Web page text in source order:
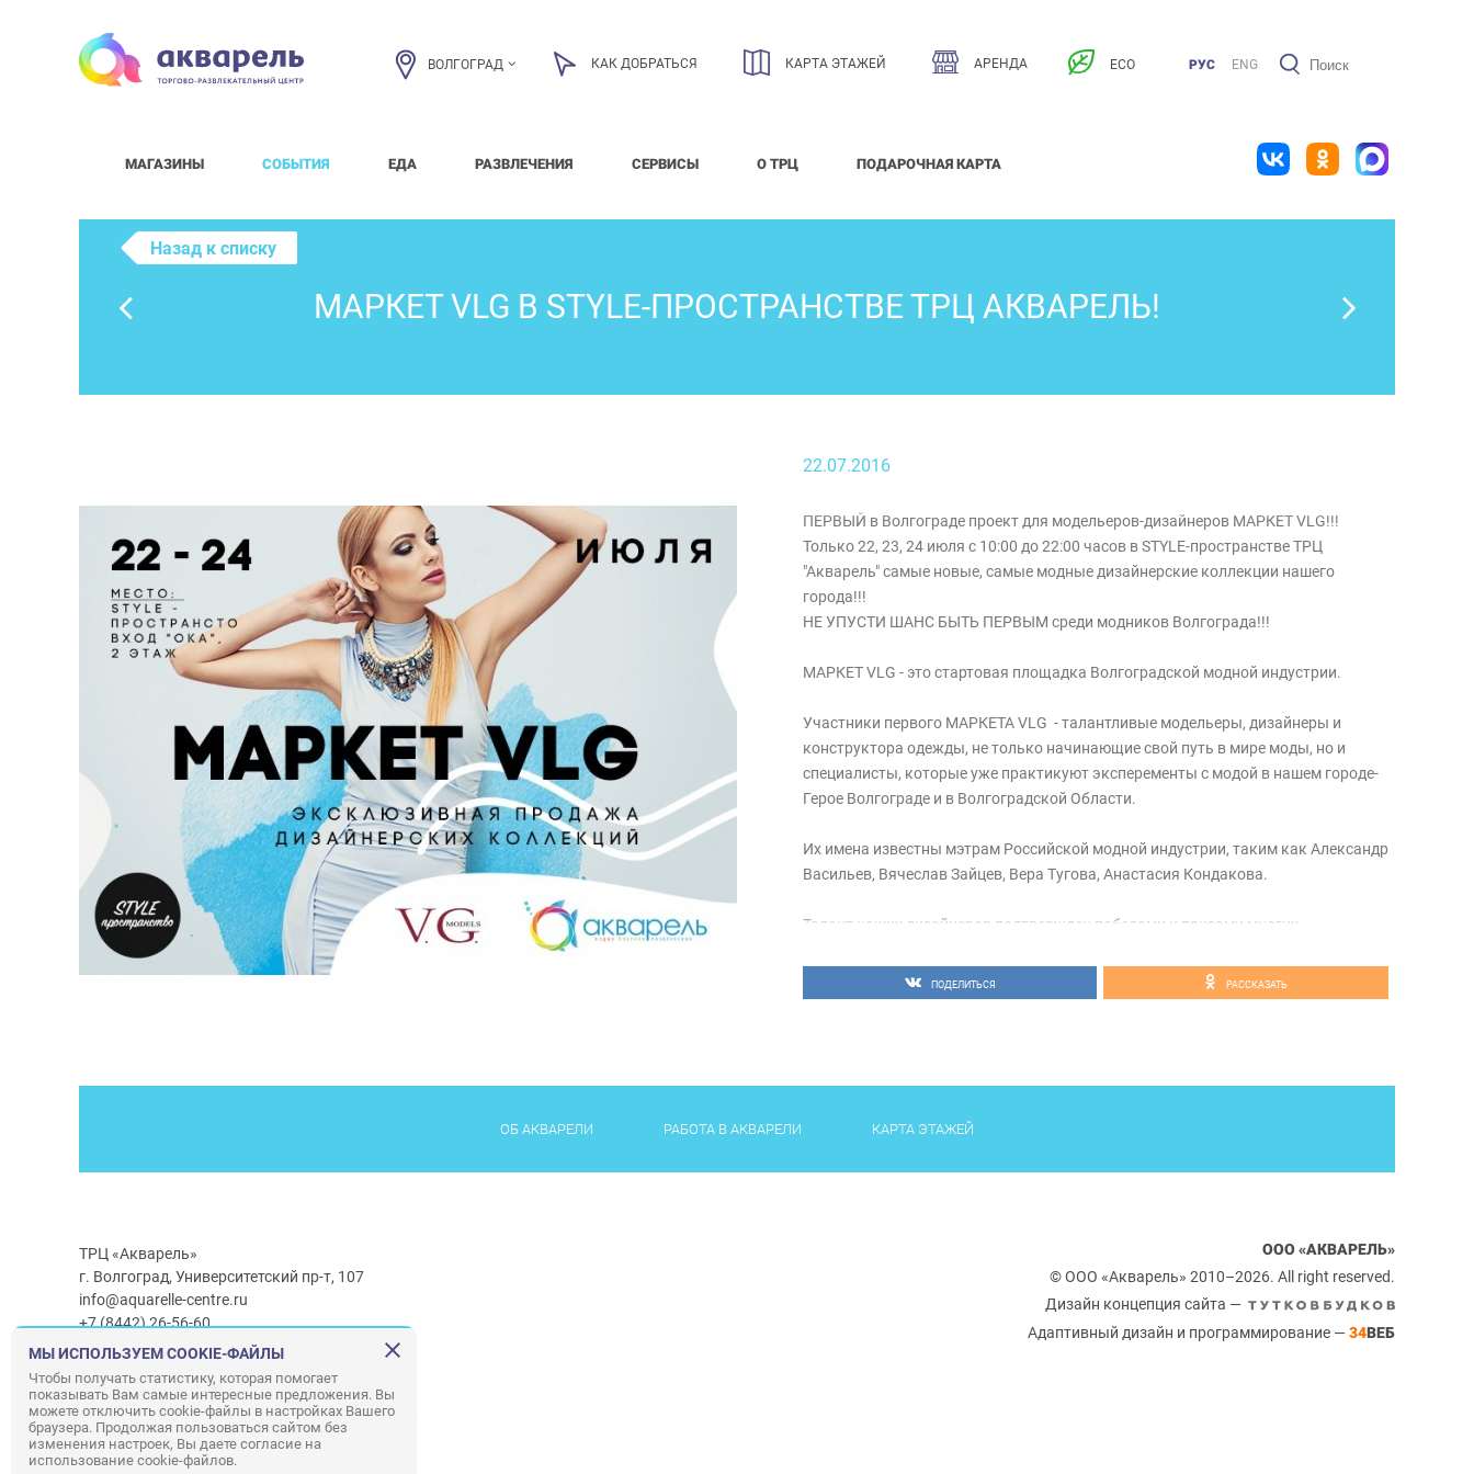
ВОЛГОГРАД КАК ДОБРАТЬСЯ КАРТА ЭТАЖЕЙ АРЕНДА ECO РУС ENG
МАГАЗИНЫ СОБЫТИЯ ЕДА РАЗВЛЕЧЕНИЯ СЕРВИСЫ О ТРЦ ПОДАРОЧНАЯ КАРТА
Назад к списку
МАРКЕТ VLG В STYLE-ПРОСТРАНСТВЕ ТРЦ АКВАРЕЛЬ!
22.07.2016
ПЕРВЫЙ в Волгограде проект для модельеров-дизайнеров МАРКЕТ VLG!!!
Только 22, 23, 24 июля с 10:00 до 22:00 часов в STYLE-пространстве ТРЦ
"Акварель" самые новые, самые модные дизайнерские коллекции нашего
города!!!
НЕ УПУСТИ ШАНС БЫТЬ ПЕРВЫМ среди модников Волгограда!!!
МАРКЕТ VLG - это стартовая площадка Волгоградской модной индустрии.
Участники первого МАРКЕТА VLG - талантливые модельеры, дизайнеры и
конструктора одежды, не только начинающие свой путь в мире моды, но и
специалисты, которые уже практикуют эксперементы с модой в нашем городе-
Герое Волгограде и в Волгоградской Области.
Их имена известны мэтрам Российской модной индустрии, таким как Александр
Васильев, Вячеслав Зайцев, Вера Тугова, Анастасия Кондакова.
Талант наших дизайнеров подтвержден победами и призами многих
Москве, а также Санкт-Петербурге, Перьми, Екатеринбурге, Волгограде,
Краснодаре и других регионах нашей страны. Это Мария Шайтанова, Аида
себе, а также обрести постоянных клиентов и поклонников творчества
ПОДЕЛИТЬСЯ РАССКАЗАТЬ
ОБ АКВАРЕЛИ РАБОТА В АКВАРЕЛИ КАРТА ЭТАЖЕЙ
ТРЦ «Акварель»
г. Волгоград, Университетский пр-т, 107
info@aquarelle-centre.ru
+7 (8442) 26-56-60
Часы работы ТРЦ: с 10:00 до 22:00
Часы работы г/м Ашан:с 08:00 до 23:00
Часы работыг/мЛемана ПРО:с 08:00 до 22:00
Правила посещения ТРЦ «Акварель»
ООО «АКВАРЕЛЬ»
© ООО «Акварель» 2010–2026. All right reserved.
Дизайн концепция сайта —
Адаптивный дизайн и программирование — 34ВЕБ
МЫ ИСПОЛЬЗУЕМ COOKIE-ФАЙЛЫ
Чтобы получать статистику, которая помогает
показывать Вам самые интересные предложения. Вы
можете отключить cookie-файлы в настройках Вашего
браузера. Продолжая пользоваться сайтом без
изменения настроек, Вы даете согласие на
использование cookie-файлов.